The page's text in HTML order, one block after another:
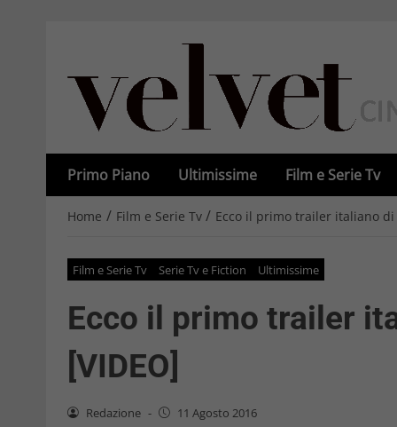
Primo Piano Ultimissime Film e Serie Tv
Home / Film e Serie Tv / Ecco il primo trailer italiano di
Film e Serie Tv Serie Tv e Fiction Ultimissime
Ecco il primo trailer
[VIDEO]
Redazione - 11 Agosto 2016